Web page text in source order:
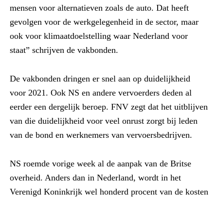
mensen voor alternatieven zoals de auto. Dat heeft
gevolgen voor de werkgelegenheid in de sector, maar
ook voor klimaatdoelstelling waar Nederland voor
staat” schrijven de vakbonden.
De vakbonden dringen er snel aan op duidelijkheid
voor 2021. Ook NS en andere vervoerders deden al
eerder een dergelijk beroep. FNV zegt dat het uitblijven
van die duidelijkheid voor veel onrust zorgt bij leden
van de bond en werknemers van vervoersbedrijven.
NS roemde vorige week al de aanpak van de Britse
overheid. Anders dan in Nederland, wordt in het
Verenigd Koninkrijk wel honderd procent van de kosten